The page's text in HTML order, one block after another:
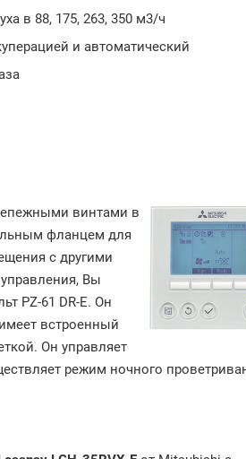
в 88, 175, 263, 350 м3/ч
и автоматический
винтами в
фланцем для
с другими
Вы
PZ-61 DR-E. Он
встроенный
Он управляет
режим ночного